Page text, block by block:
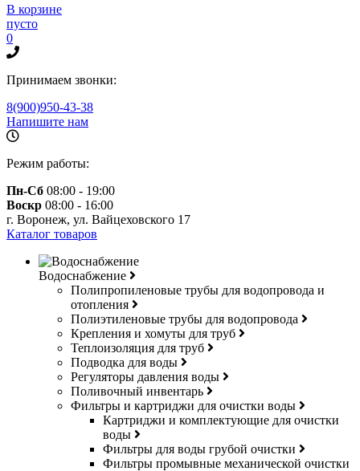
В корзине
пусто
0
Принимаем звонки:
8(900)950-43-38
Напишите нам
Режим работы:
Пн-Сб 08:00 - 19:00
Воскр 08:00 - 16:00
г. Воронеж, ул. Вайцеховского 17
Каталог товаров
Водоснабжение
Полипропиленовые трубы для водопровода и
отопления
Полиэтиленовые трубы для водопровода
Крепления и хомуты для труб
Теплоизоляция для труб
Подводка для воды
Регуляторы давления воды
Поливочный инвентарь
Фильтры и картриджи для очистки воды
Картриджи и комплектующие для очистки
воды
Фильтры для воды грубой очистки
Фильтры промывные механической очистки